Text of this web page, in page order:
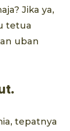
Jika ya,
tetua
uban
tepatnya